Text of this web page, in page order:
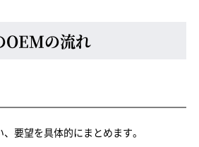
OEMの流れ
要望を具体的にまとめます。